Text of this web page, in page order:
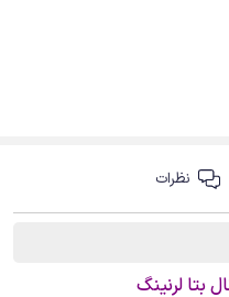
نظرات
بتا لرنینگ